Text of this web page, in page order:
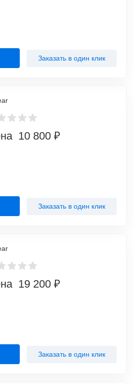
Заказать в один клик
10 800 ₽
Заказать в один клик
19 200 ₽
Заказать в один клик